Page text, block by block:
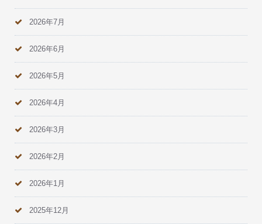
2026年7月
2026年6月
2026年5月
2026年4月
2026年3月
2026年2月
2026年1月
2025年12月